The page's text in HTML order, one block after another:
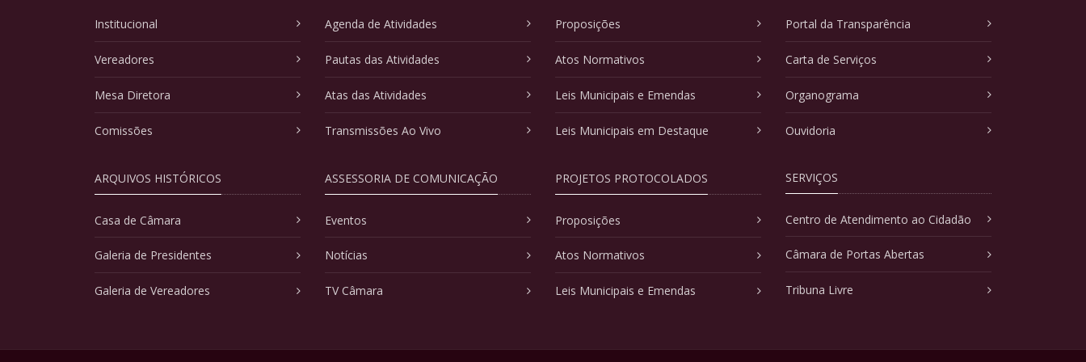
Institucional
Vereadores
Mesa Diretora
Comissões
ARQUIVOS HISTÓRICOS
Casa de Câmara
Galeria de Presidentes
Galeria de Vereadores
Agenda de Atividades
Pautas das Atividades
Atas das Atividades
Transmissões Ao Vivo
ASSESSORIA DE COMUNICAÇÃO
Eventos
Notícias
TV Câmara
Proposições
Atos Normativos
Leis Municipais e Emendas
Leis Municipais em Destaque
PROJETOS PROTOCOLADOS
Proposições
Atos Normativos
Leis Municipais e Emendas
Portal da Transparência
Carta de Serviços
Organograma
Ouvidoria
SERVIÇOS
Centro de Atendimento ao Cidadão
Câmara de Portas Abertas
Tribuna Livre